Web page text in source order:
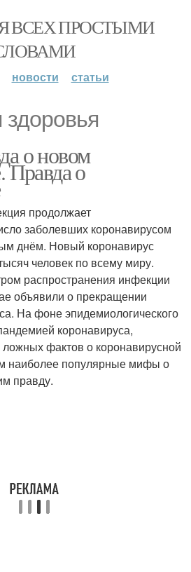
ВСЕХ ПРОСТЫМИ
новости статьи
о новом
Правда о
продолжает
заболевших коронавирусом
днём. Новый коронавирус
человек по всему миру.
распространения инфекции
объявили о прекращении
На фоне эпидемиологического
коронавируса,
фактов о коронавирусной
наиболее популярные мифы о
правду.